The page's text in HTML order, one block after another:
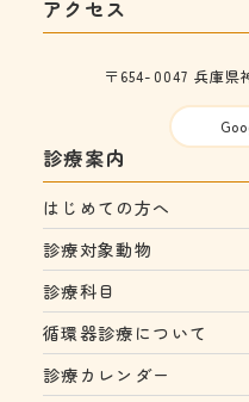
アクセス
〒654-0047 兵庫県
診療案内
はじめての方へ
診療対象動物
診療科目
循環器診療について
診療カレンダー